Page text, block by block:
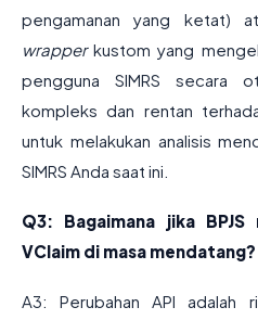
pengamanan yang ketat)
wrapperkustom yang
pengguna SIMRS secara
kompleks dan rentan
untuk melakukan analisis
SIMRS Anda saat ini.
Q3: Bagaimana jika
VClaim di masa mendatang?
A3: Perubahan API adalah